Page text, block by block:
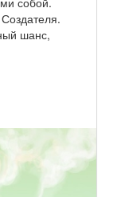
шанс,